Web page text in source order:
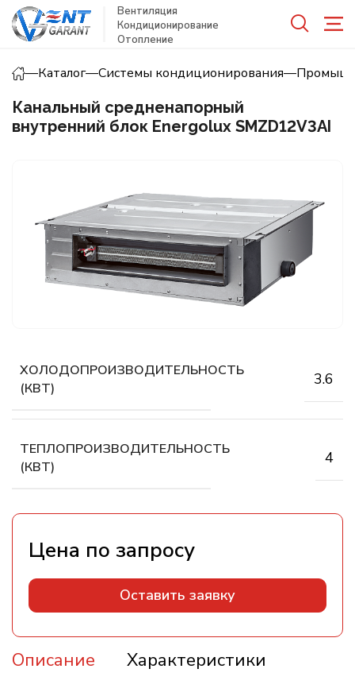
Вентиляция
Кондиционирование
Отопление
—Каталог—Системы кондиционирования—
Канальный средненапорный
внутренний блок Energolux SMZD12V3AI
ХОЛОДОПРОИЗВОДИТЕЛЬНОСТЬ
(КВТ)
3.6
ТЕПЛОПРОИЗВОДИТЕЛЬНОСТЬ
(КВТ)
4
Оставить заявку
Описание Характеристики